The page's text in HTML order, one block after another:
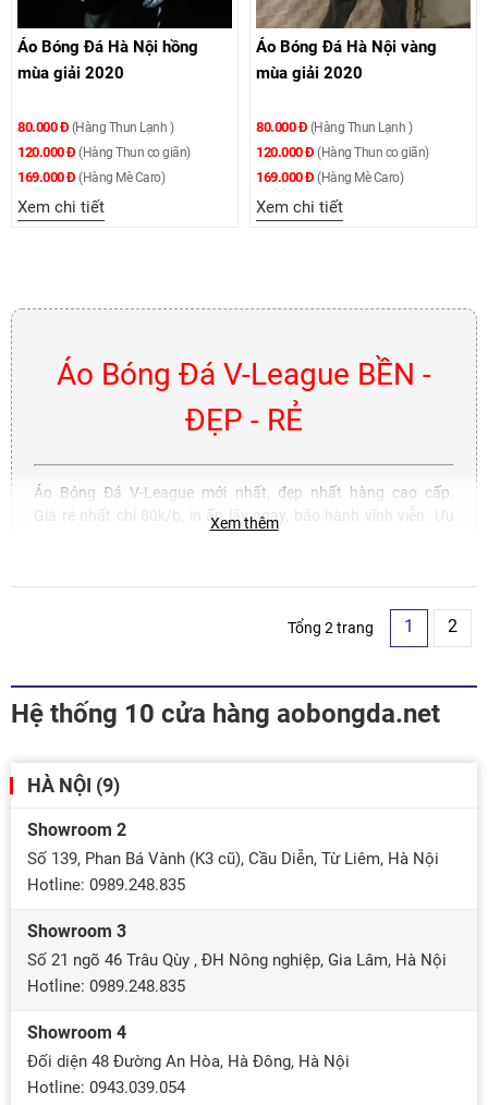
Áo Bóng Đá Hà Nội hồng
mùa giải 2020
80.000 Đ (Hàng Thun Lạnh )
120.000 Đ (Hàng Thun co giãn)
169.000 Đ (Hàng Mè Caro)
Xem chi tiết
Áo Bóng Đá Hà Nội vàng
mùa giải 2020
80.000 Đ (Hàng Thun Lạnh )
120.000 Đ (Hàng Thun co giãn)
169.000 Đ (Hàng Mè Caro)
Xem chi tiết
Áo Bóng Đá V-League BỀN -
ĐẸP - RẺ
Áo Bóng Đá V-League mới nhất, đẹp nhất hàng cao cấp.
Giá rẻ nhất chỉ 80k/b, in ấn lấy ngay, bảo hành vĩnh viễn. Ưu
Xem thêm
Tổng 2 trang 1 2
Hệ thống 10 cửa hàng aobongda.net
HÀ NỘI (9)
Showroom 2
Số 139, Phan Bá Vành (K3 cũ), Cầu Diễn, Từ Liêm, Hà Nội
Hotline: 0989.248.835
Showroom 3
Số 21 ngõ 46 Trâu Qùy , ĐH Nông nghiệp, Gia Lâm, Hà Nội
Hotline: 0989.248.835
Showroom 4
Đối diện 48 Đường An Hòa, Hà Đông, Hà Nội
Hotline: 0943.039.054